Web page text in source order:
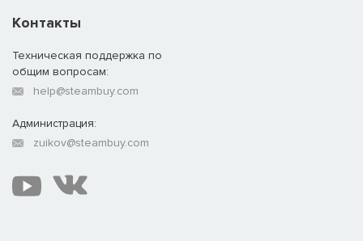
Контакты
Техническая поддержка по
общим вопросам:
help@steambuy.com
Администрация:
zuikov@steambuy.com